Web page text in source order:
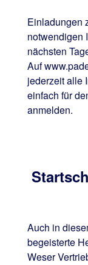
Einladungen
notwendigen
nächsten
Auf
jederzeit alle
einfach für
anmelden.
Auch in
begeisterte
Weser